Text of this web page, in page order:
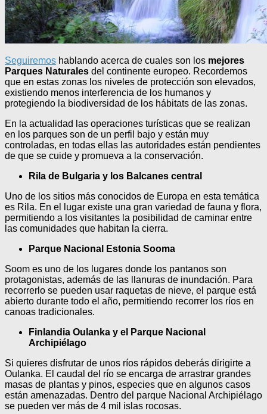
Seguiremos hablando acerca de cuales son los mejores
Parques Naturales del continente europeo. Recordemos
que en estas zonas los niveles de protección son elevados,
existiendo menos interferencia de los humanos y
protegiendo la biodiversidad de los hábitats de las zonas.
En la actualidad las operaciones turísticas que se realizan
en los parques son de un perfil bajo y están muy
controladas, en todas ellas las autoridades están pendientes
de que se cuide y promueva a la conservación.
Rila de Bulgaria y los Balcanes central
Uno de los sitios más conocidos de Europa en esta temática
es Rila. En el lugar existe una gran variedad de fauna y flora,
permitiendo a los visitantes la posibilidad de caminar entre
las comunidades que habitan la cierra.
Parque Nacional Estonia Sooma
Soom es uno de los lugares donde los pantanos son
protagonistas, además de las llanuras de inundación. Para
recorrerlo se pueden usar raquetas de nieve, el parque está
abierto durante todo el año, permitiendo recorrer los ríos en
canoas tradicionales.
Finlandia Oulanka y el Parque Nacional
Archipiélago
Si quieres disfrutar de unos ríos rápidos deberás dirigirte a
Oulanka. El caudal del río se encarga de arrastrar grandes
masas de plantas y pinos, especies que en algunos casos
están amenazadas. Dentro del parque Nacional Archipiélago
se pueden ver más de 4 mil islas rocosas.